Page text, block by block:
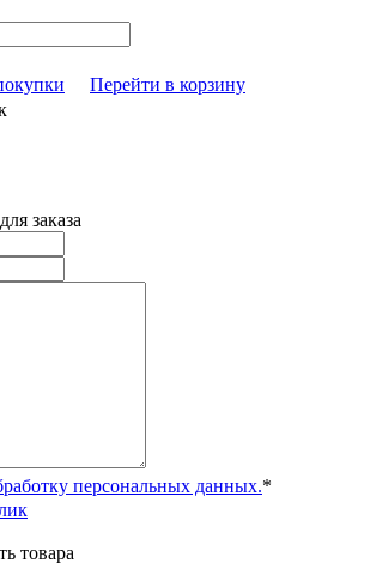
Перейти в корзину
заказа
персональных данных.*
товара